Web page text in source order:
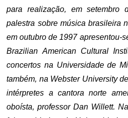
para realização, em setembro
palestra sobre música brasileira
em outubro de 1997 apresentou-
Brazilian American Cultural
concertos na Universidade de
também, na Webster University
intérpretes a cantora norte
oboísta, professor Dan Willett.